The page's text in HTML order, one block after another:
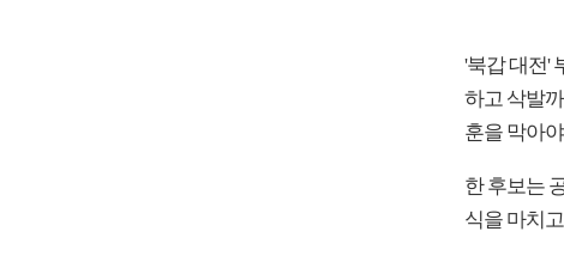
'북갑 대전'
하고 삭발
훈을 막아
한 후보는
식을 마치